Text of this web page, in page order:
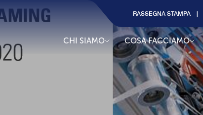
RASSEGNA STAMPA
CHI SIAMO COSA FACCIAMO